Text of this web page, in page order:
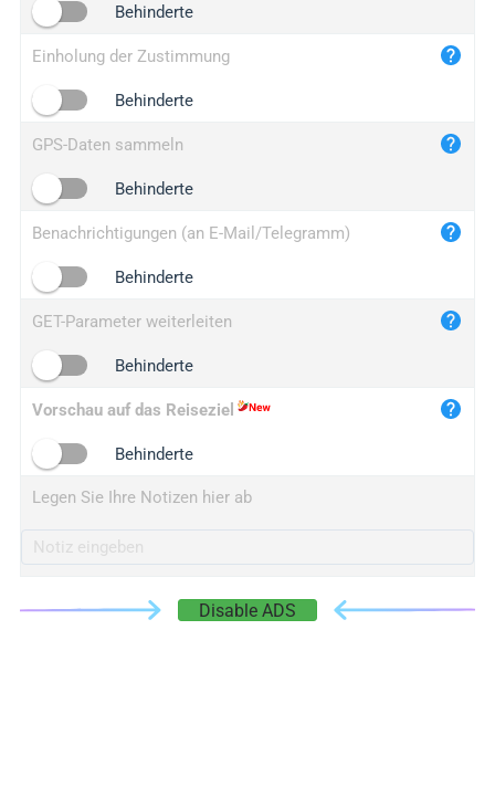
2no.co
yip.su
iplogger.info
Behinderte
Einholung der Zustimmung
Behinderte
GPS-Daten sammeln
Behinderte
Benachrichtigungen (an E-Mail/Telegramm)
Behinderte
GET-Parameter weiterleiten
Behinderte
Vorschau auf das Reiseziel
Behinderte
Legen Sie Ihre Notizen hier ab
Disable ADS